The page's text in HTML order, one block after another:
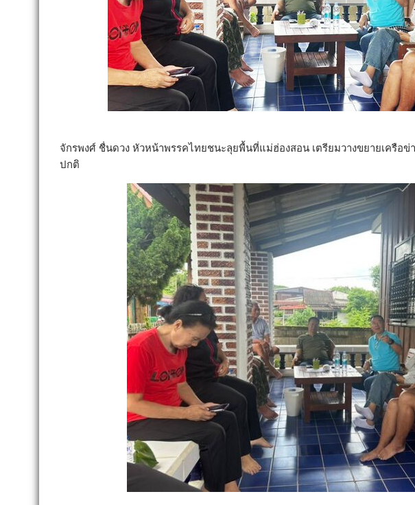
จักรพงศ์ ชื่นดวง หัวหน้าพรรคไทยชนะลุยพื้นที่แม่ฮ่องสอน เตรียมวางขยายเครือข่
ปกติ